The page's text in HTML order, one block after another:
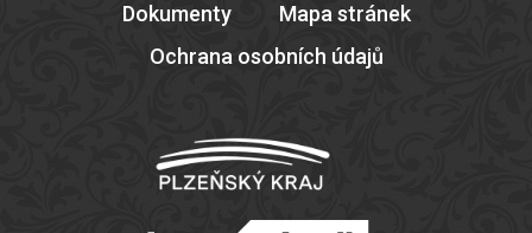
Dokumenty
Mapa stránek
Ochrana osobních údajů